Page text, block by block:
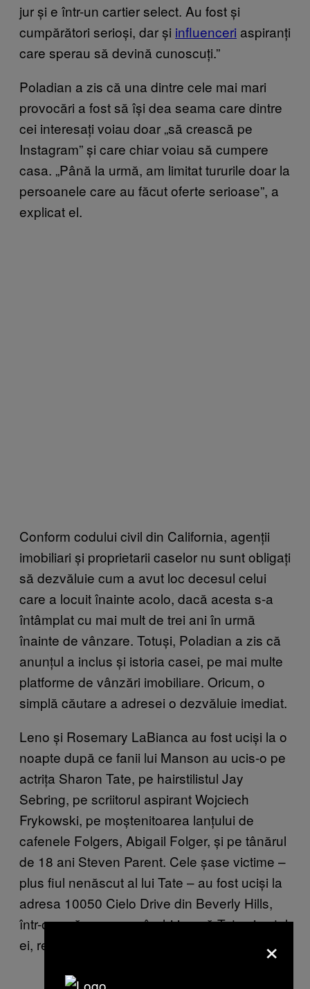
jur și e într-un cartier select. Au fost și
cumpărători serioși, dar și influenceri aspiranți
care sperau să devină cunoscuți.”
Poladian a zis că una dintre cele mai mari
provocări a fost să își dea seama care dintre
cei interesați voiau doar „să crească pe
Instagram” și care chiar voiau să cumpere
casa. „Până la urmă, am limitat tururile doar la
persoanele care au făcut oferte serioase”, a
explicat el.
Conform codului civil din California, agenții
imobiliari și proprietarii caselor nu sunt obligați
să dezvăluie cum a avut loc decesul celui
care a locuit înainte acolo, dacă acesta s-a
întâmplat cu mai mult de trei ani în urmă
înainte de vânzare. Totuși, Poladian a zis că
anunțul a inclus și istoria casei, pe mai multe
platforme de vânzări imobiliare. Oricum, o
simplă căutare a adresei o dezvăluie imediat.
Leno și Rosemary LaBianca au fost uciși la o
noapte după ce fanii lui Manson au ucis-o pe
actrița Sharon Tate, pe hairstilistul Jay
Sebring, pe scriitorul aspirant Wojciech
Frykowski, pe moștenitoarea lanțului de
cafenele Folgers, Abigail Folger, și pe tânărul
de 18 ani Steven Parent. Cele șase victime –
plus fiul nenăscut al lui Tate – au fost uciși la
adresa 10050 Cielo Drive din Beverly Hills,
într-o casă pe care o închiriaseră Tate și soțul
ei, regizorul Roman Polanski.
×